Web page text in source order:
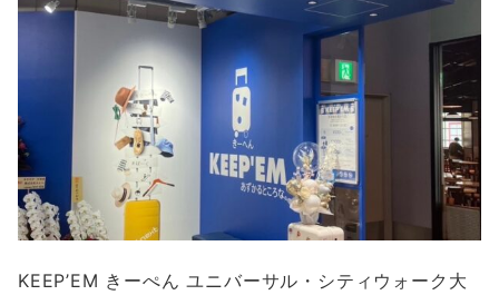
KEEP’EM きーぺん ユニバーサル・シティウォーク大